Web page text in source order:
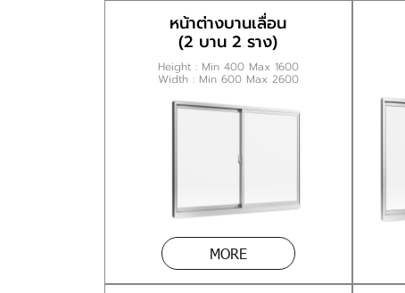
หน้าต่างบานเลื่อน
(2 บาน 2 ราง)
Height : Min 400 Max 1600
Width : Min 600 Max 2600
MORE